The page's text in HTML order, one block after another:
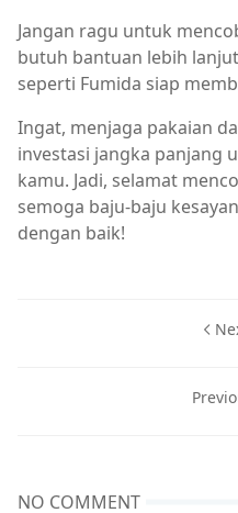
Jangan ragu untuk
butuh bantuan lebih
seperti Fumida siap
Ingat, menjaga pakaian
investasi jangka panjang
kamu. Jadi, selamat
semoga baju-baju
dengan baik!
NO COMMENT